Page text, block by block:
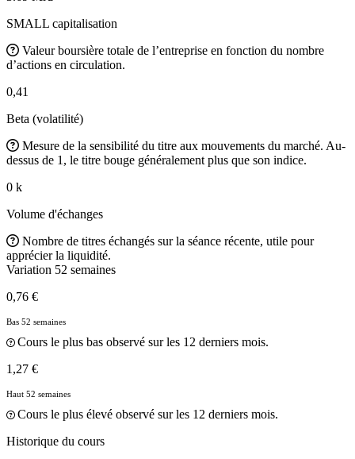
SMALL capitalisation
Valeur boursière totale de l’entreprise en fonction du nombre
d’actions en circulation.
0,41
Beta (volatilité)
Mesure de la sensibilité du titre aux mouvements du marché. Au-
dessus de 1, le titre bouge généralement plus que son indice.
0 k
Volume d'échanges
Nombre de titres échangés sur la séance récente, utile pour
apprécier la liquidité.
Variation 52 semaines
0,76 €
Bas 52 semaines
Cours le plus bas observé sur les 12 derniers mois.
1,27 €
Haut 52 semaines
Cours le plus élevé observé sur les 12 derniers mois.
Historique du cours